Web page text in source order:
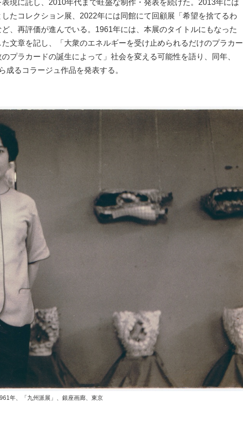
現に託し、2010年代まで旺盛な制作・発表を続けた。2013年には
たコレクション展、2022年には同館にて回顧展「希望を捨てるわ
、再評価が進んでいる。1961年には、本展のタイトルにもなった
た文章を記し、「大衆のエネルギーを受け止められるだけのプラカー
プラカードの誕生によって」社会を変える可能性を語り、同年、
成るコラージュ作品を発表する。
年、「九州派展」、銀座画廊、東京